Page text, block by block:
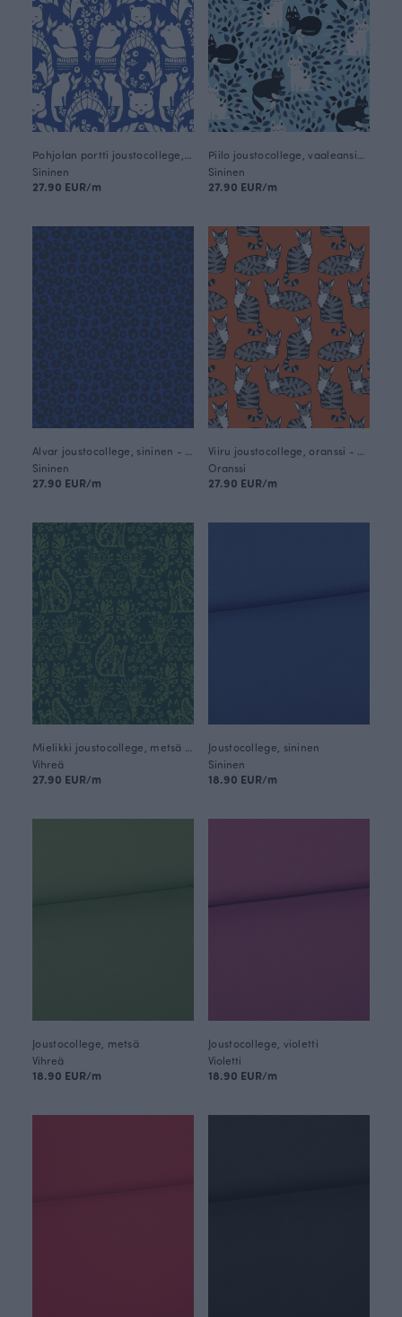
Sininen
27.90 EUR/m
Sininen
27.90 EUR/m
Sininen
27.90 EUR/m
Oranssi
27.90 EUR/m
Vihreä
27.90 EUR/m
Joustocollege, sininen
Sininen
18.90 EUR/m
Joustocollege, metsä
Vihreä
18.90 EUR/m
Joustocollege, violetti
Violetti
18.90 EUR/m